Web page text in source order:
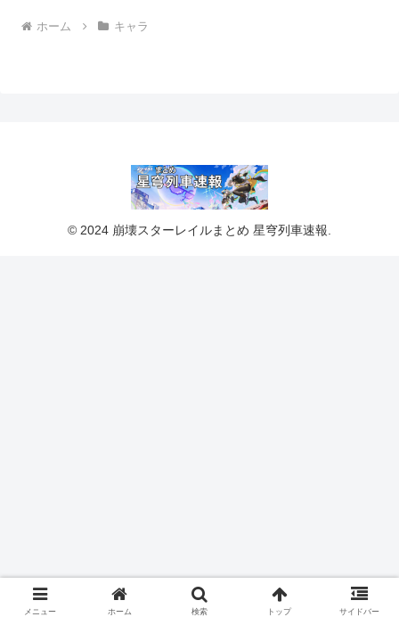
ホーム キャラ
© 2024 崩壊スターレイルまとめ 星穹列車速報.
メニュー ホーム 検索 トップ サイドバー